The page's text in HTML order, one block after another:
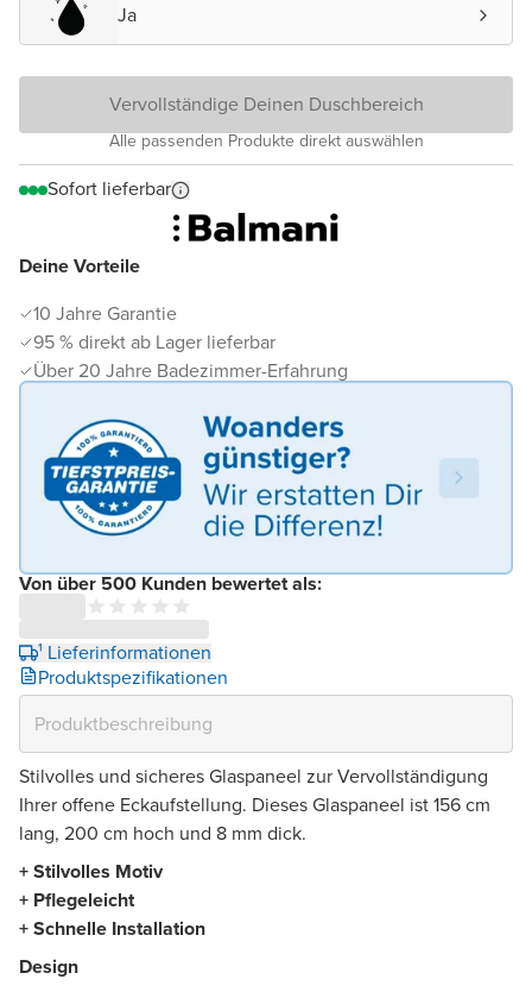
Deine Vorteile
10 Jahre Garantie
95 % direkt ab Lager lieferbar
Über 20 Jahre Badezimmer-Erfahrung
Von über 500 Kunden bewertet als:
¹ Lieferinformationen
Produktspezifikationen
Ja
Vervollständige Deinen Duschbereich
Alle passenden Produkte direkt auswählen
Sofort lieferbar
Stilvolles und sicheres Glaspaneel zur Vervollständigung
Ihrer offene Eckaufstellung. Dieses Glaspaneel ist 156 cm
lang, 200 cm hoch und 8 mm dick.
+ Stilvolles Motiv
+ Pflegeleicht
+ Schnelle Installation
Design